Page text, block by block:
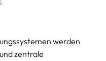
werden
zentrale